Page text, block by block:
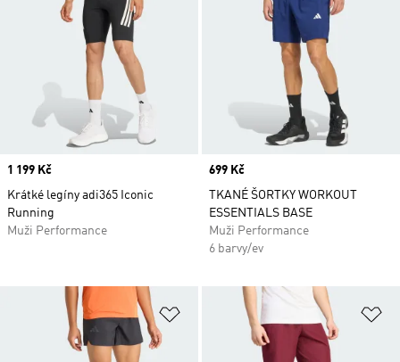
Price
1 199 Kč
Krátké legíny adi365 Iconic
Running
Muži Performance
Price
699 Kč
TKANÉ ŠORTKY WORKOUT
ESSENTIALS BASE
Muži Performance
6 barvy/ev
Přidat do seznamu přání